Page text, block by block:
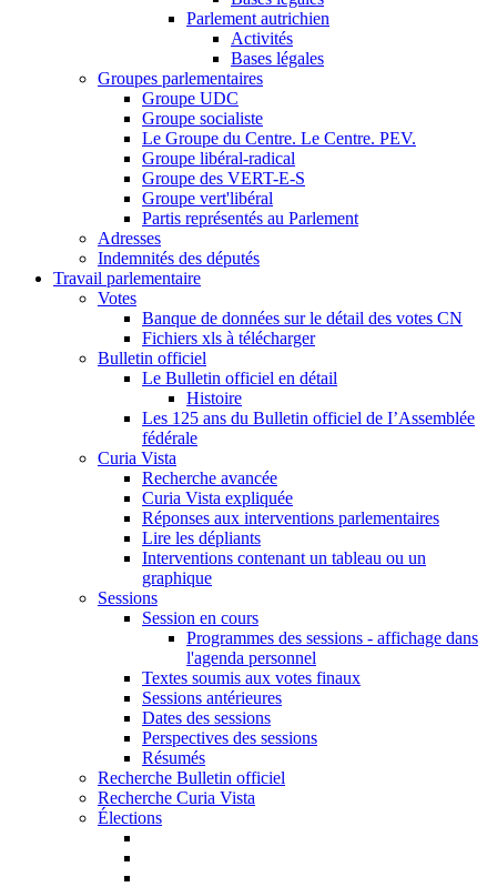
Parlement autrichien
Activités
Bases légales
Groupes parlementaires
Groupe UDC
Groupe socialiste
Le Groupe du Centre. Le Centre. PEV.
Groupe libéral-radical
Groupe des VERT-E-S
Groupe vert'libéral
Partis représentés au Parlement
Adresses
Indemnités des députés
Travail parlementaire
Votes
Banque de données sur le détail des votes CN
Fichiers xls à télécharger
Bulletin officiel
Le Bulletin officiel en détail
Histoire
Les 125 ans du Bulletin officiel de I’Assemblée
fédérale
Curia Vista
Recherche avancée
Curia Vista expliquée
Réponses aux interventions parlementaires
Lire les dépliants
Interventions contenant un tableau ou un
graphique
Sessions
Session en cours
Programmes des sessions - affichage dans
l'agenda personnel
Textes soumis aux votes finaux
Sessions antérieures
Dates des sessions
Perspectives des sessions
Résumés
Recherche Bulletin officiel
Recherche Curia Vista
Élections